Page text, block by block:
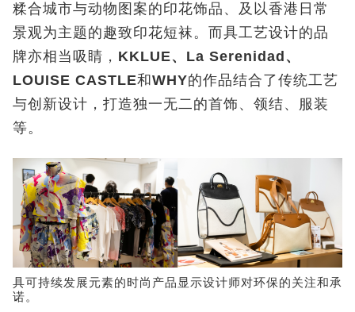
糅合城市与动物图案的印花饰品、及以香港日常
景观为主题的趣致印花短袜。而具工艺设计的品
牌亦相当吸睛， KKLUE、 La Serenidad 、
LOUISE CASTLE和WHY的作品结合了传统工艺
与创新设计，打造独一无二的首饰、领结、服装
等。
具可持续发展元素的时尚产品显示设计师对环保的关注和承
诺。